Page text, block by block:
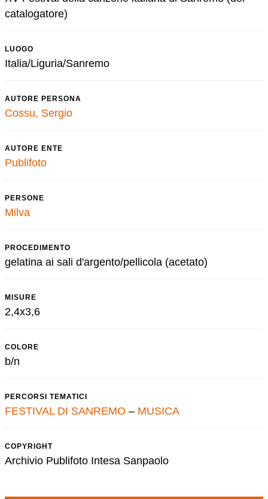
catalogatore)
LUOGO
Italia/Liguria/Sanremo
AUTORE PERSONA
Cossu, Sergio
AUTORE ENTE
Publifoto
PERSONE
Milva
PROCEDIMENTO
gelatina ai sali d'argento/pellicola (acetato)
MISURE
2,4x3,6
COLORE
b/n
PERCORSI TEMATICI
FESTIVAL DI SANREMO – MUSICA
COPYRIGHT
Archivio Publifoto Intesa Sanpaolo